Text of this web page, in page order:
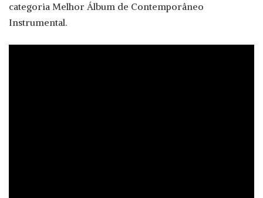
categoria Melhor Álbum de Contemporâneo
Instrumental.